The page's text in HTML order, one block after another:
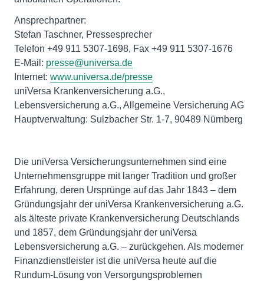
Ansprechpartner:
Stefan Taschner, Pressesprecher
Telefon +49 911 5307-1698, Fax +49 911 5307-1676
E-Mail: presse@universa.de
Internet: www.universa.de/presse
uniVersa Krankenversicherung a.G.,
Lebensversicherung a.G., Allgemeine Versicherung AG
Hauptverwaltung: Sulzbacher Str. 1-7, 90489 Nürnberg
Die uniVersa Versicherungsunternehmen sind eine
Unternehmensgruppe mit langer Tradition und großer
Erfahrung, deren Ursprünge auf das Jahr 1843 – dem
Gründungsjahr der uniVersa Krankenversicherung a.G.
als älteste private Krankenversicherung Deutschlands
und 1857, dem Gründungsjahr der uniVersa
Lebensversicherung a.G. – zurückgehen. Als moderner
Finanzdienstleister ist die uniVersa heute auf die
Rundum-Lösung von Versorgungsproblemen